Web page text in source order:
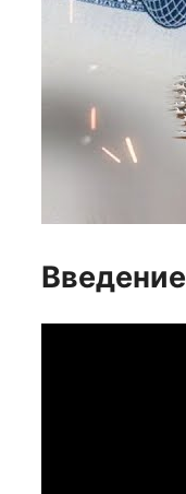
Введение